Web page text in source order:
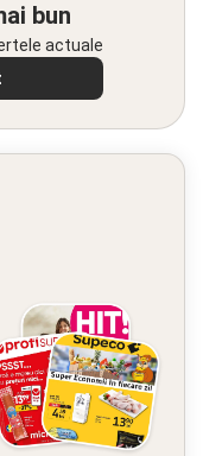
bun
actuale